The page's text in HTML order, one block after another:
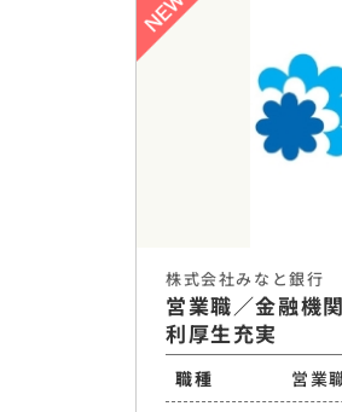
株式会社みなと銀行
営業職／金融機
利厚生充実
職種
営業